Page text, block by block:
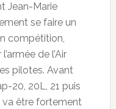
Jean-Marie
se faire un
compétition,
de l’Air
pilotes. Avant
20, 20L, 21 puis
va être fortement